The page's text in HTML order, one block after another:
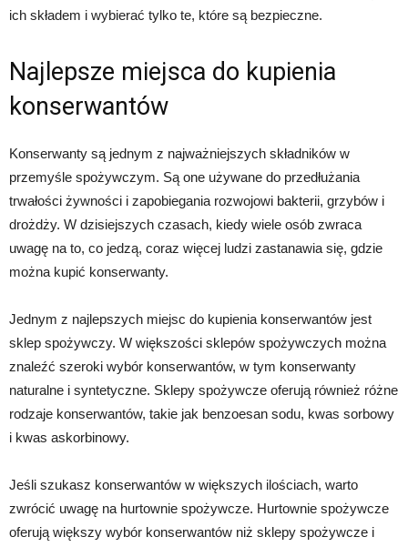
ich składem i wybierać tylko te, które są bezpieczne.
Najlepsze miejsca do kupienia
konserwantów
Konserwanty są jednym z najważniejszych składników w
przemyśle spożywczym. Są one używane do przedłużania
trwałości żywności i zapobiegania rozwojowi bakterii, grzybów i
drożdży. W dzisiejszych czasach, kiedy wiele osób zwraca
uwagę na to, co jedzą, coraz więcej ludzi zastanawia się, gdzie
można kupić konserwanty.
Jednym z najlepszych miejsc do kupienia konserwantów jest
sklep spożywczy. W większości sklepów spożywczych można
znaleźć szeroki wybór konserwantów, w tym konserwanty
naturalne i syntetyczne. Sklepy spożywcze oferują również różne
rodzaje konserwantów, takie jak benzoesan sodu, kwas sorbowy
i kwas askorbinowy.
Jeśli szukasz konserwantów w większych ilościach, warto
zwrócić uwagę na hurtownie spożywcze. Hurtownie spożywcze
oferują większy wybór konserwantów niż sklepy spożywcze i